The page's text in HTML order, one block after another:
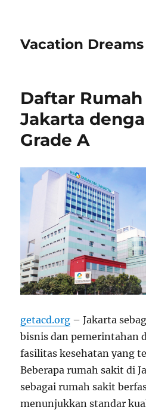
Vacation Dreams
Daftar
Jakarta
Grade A
getacd.org – Jakarta
bisnis dan pemerintahan
fasilitas kesehatan yang
Beberapa rumah sakit di
sebagai rumah sakit
menunjukkan standar